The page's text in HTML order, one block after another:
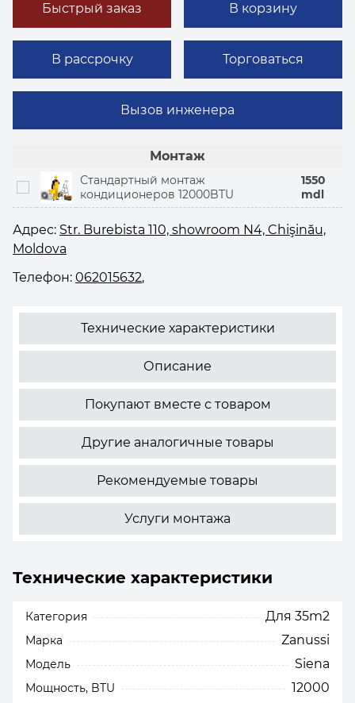
Быстрый заказ В корзину
В рассрочку Торговаться
Вызов инженера
Монтаж
Стандартный монтаж
кондиционеров 12000BTU
1550
mdl
Адрес: Str. Burebista 110, showroom N4, Chişinău,
Moldova
Телефон: 062015632,
Технические характеристики
Описание
Покупают вместе с товаром
Другие аналогичные товары
Рекомендуемые товары
Услуги монтажа
Технические характеристики
Категория Для 35m2
Марка Zanussi
Модель Siena
Мощность, BTU 12000